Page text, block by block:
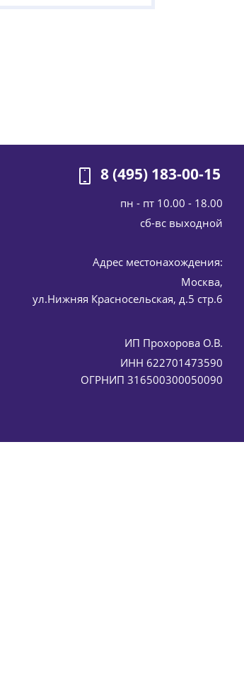
8 (495) 183-00-15
пн - пт 10.00 - 18.00
cб-вс выходной
Адрес местонахождения:
Москва,
ул.Нижняя Красносельская, д.5 стр.6
ИП Прохорова О.В.
ИНН 622701473590
ОГРНИП 316500300050090